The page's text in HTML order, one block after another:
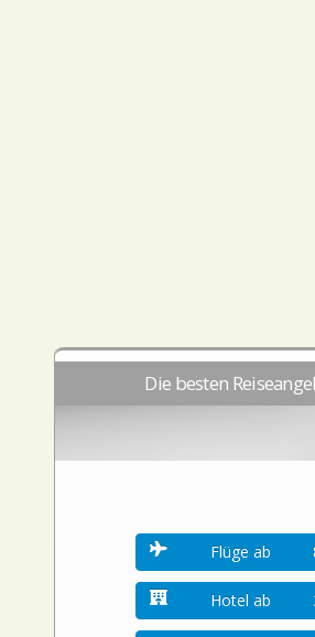
Die besten
Flüge ab
Hotel ab